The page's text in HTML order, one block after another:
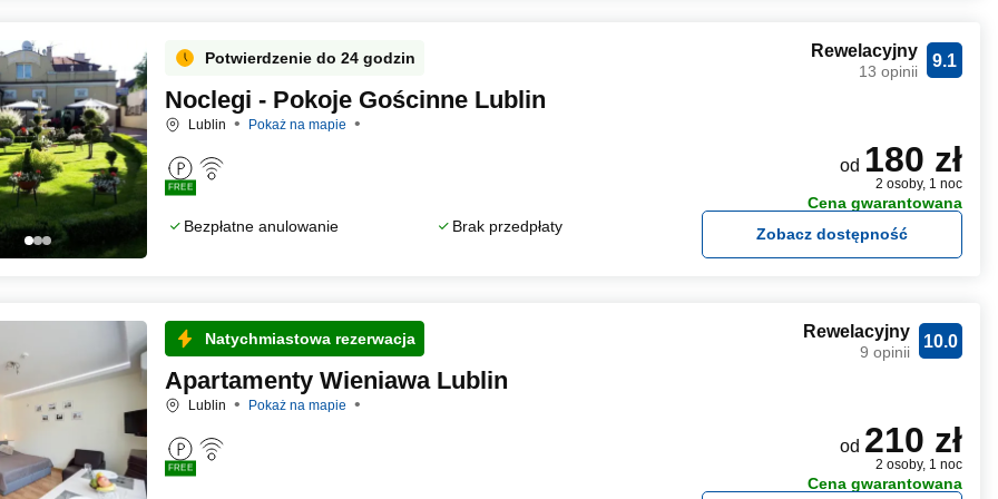
Potwierdzenie do 24 godzin
Noclegi - Pokoje Gościnne Lublin
Lublin Pokaż na mapie
FREE
Bezpłatne anulowanie Brak przedpłaty
9.1
Rewelacyjny
13 opinii
od 180 zł
2 osoby, 1 noc
Cena gwarantowana
Zobacz dostępność
Natychmiastowa rezerwacja
Apartamenty Wieniawa Lublin
Lublin Pokaż na mapie
FREE
10.0
Rewelacyjny
9 opinii
od 210 zł
2 osoby, 1 noc
Cena gwarantowana